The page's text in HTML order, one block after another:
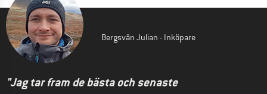
Bergsvän Julian - Inköpare
"Jag tar fram de bästa och senaste